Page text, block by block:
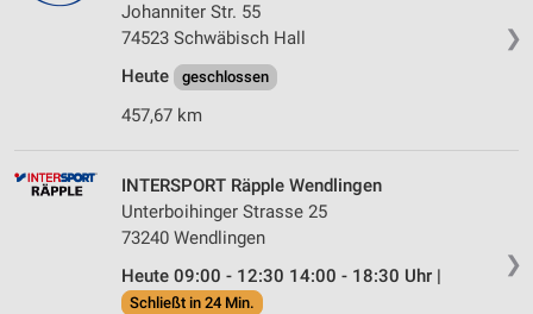
❯
Johanniter Str. 55
74523 Schwäbisch Hall
Heute
geschlossen
457,67 km
❯
INTERSPORT Räpple Wendlingen
Unterboihinger Strasse 25
73240 Wendlingen
Heute 09:00 - 12:30 14:00 - 18:30 Uhr |
Schließt in 24 Min.